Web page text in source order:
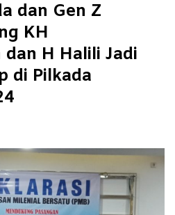
dan Gen Z
KH
H Halili Jadi
di Pilkada